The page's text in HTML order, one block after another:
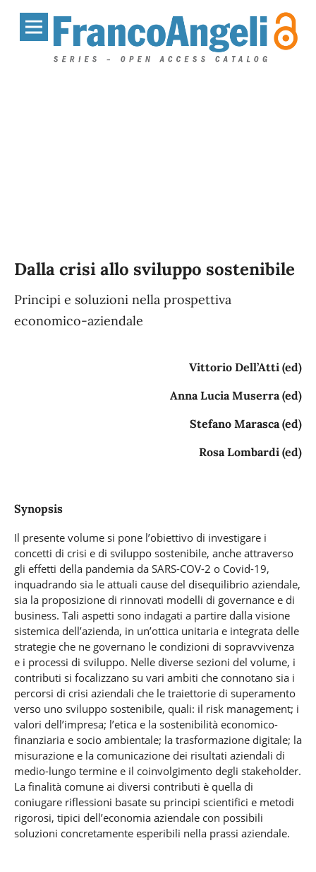
Dalla crisi allo sviluppo sostenibile
Principi e soluzioni nella prospettiva
economico-aziendale
Vittorio Dell’Atti (ed)
Anna Lucia Muserra (ed)
Stefano Marasca (ed)
Rosa Lombardi (ed)
Synopsis
Il presente volume si pone l’obiettivo di investigare i
concetti di crisi e di sviluppo sostenibile, anche attraverso
gli effetti della pandemia da SARS-COV-2 o Covid-19,
inquadrando sia le attuali cause del disequilibrio aziendale,
sia la proposizione di rinnovati modelli di governance e di
business. Tali aspetti sono indagati a partire dalla visione
sistemica dell’azienda, in un’ottica unitaria e integrata delle
strategie che ne governano le condizioni di sopravvivenza
e i processi di sviluppo. Nelle diverse sezioni del volume, i
contributi si focalizzano su vari ambiti che connotano sia i
percorsi di crisi aziendali che le traiettorie di superamento
verso uno sviluppo sostenibile, quali: il risk management; i
valori dell’impresa; l’etica e la sostenibilità economico-
finanziaria e socio ambientale; la trasformazione digitale; la
misurazione e la comunicazione dei risultati aziendali di
medio-lungo termine e il coinvolgimento degli stakeholder.
La finalità comune ai diversi contributi è quella di
coniugare riflessioni basate su principi scientifici e metodi
rigorosi, tipici dell’economia aziendale con possibili
soluzioni concretamente esperibili nella prassi aziendale.